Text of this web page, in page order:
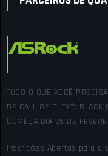
TUDO O QUE VOCÊ
DE CALL OF DUTY®: BLACK
COMEÇA DIA 25 DE
Inscrições Abertas para a